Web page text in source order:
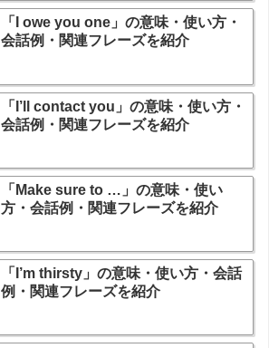
「I owe you one」の意味・使い方・
会話例・関連フレーズを紹介
「I’ll contact you」の意味・使い方・
会話例・関連フレーズを紹介
「Make sure to …」の意味・使い
方・会話例・関連フレーズを紹介
「I’m thirsty」の意味・使い方・会話
例・関連フレーズを紹介